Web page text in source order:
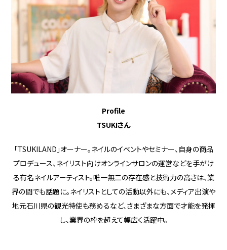
Profile
TSUKIさん
「TSUKILAND」オーナー。ネイルのイベントやセミナー、自身の商品
プロデュース、ネイリスト向けオンラインサロンの運営などを手がけ
る有名ネイルアーティスト。唯一無二の存在感と技術力の高さは、業
界の間でも話題に。ネイリストとしての活動以外にも、メディア出演や
地元石川県の観光特使も務めるなど、さまざまな方面で才能を発揮
し、業界の枠を超えて幅広く活躍中。